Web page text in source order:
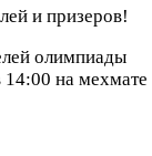
и призеров!
олимпиады
14:00 на мехмате